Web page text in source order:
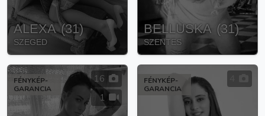
ALEXA (31)
SZEGED
BELLUSKA (31)
SZENTES
FÉNYKÉP-
GARANCIA
16
1
FÉNYKÉP-
GARANCIA